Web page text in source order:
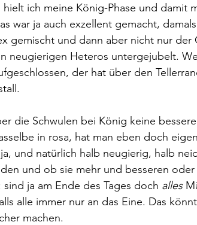
ich meine König-Phase und damit
war ja auch exzellent gemacht,
gemischt und dann aber nicht nur
neugierigen Heteros untergejubelt.
der hat über den
die Schwulen bei König keine
in rosa, hat man eben doch
und natürlich halb neugierig, halb
und ob sie mehr und besseren
sind ja am Ende des Tages doch alles
alle immer nur an das Eine. Das
machen.